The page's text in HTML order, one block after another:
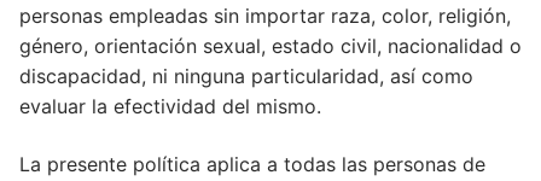
personas empleadas sin importar raza, color, religión,
género, orientación sexual, estado civil, nacionalidad o
discapacidad, ni ninguna particularidad, así como
evaluar la efectividad del mismo.
La presente política aplica a todas las personas de